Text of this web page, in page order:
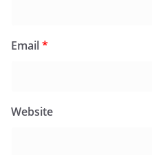
Email*
Website